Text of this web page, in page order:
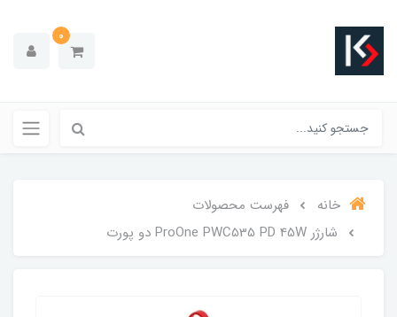
0
خانه
فهرست محصولات
شارژر ProOne PWC535 PD 45W دو پورت